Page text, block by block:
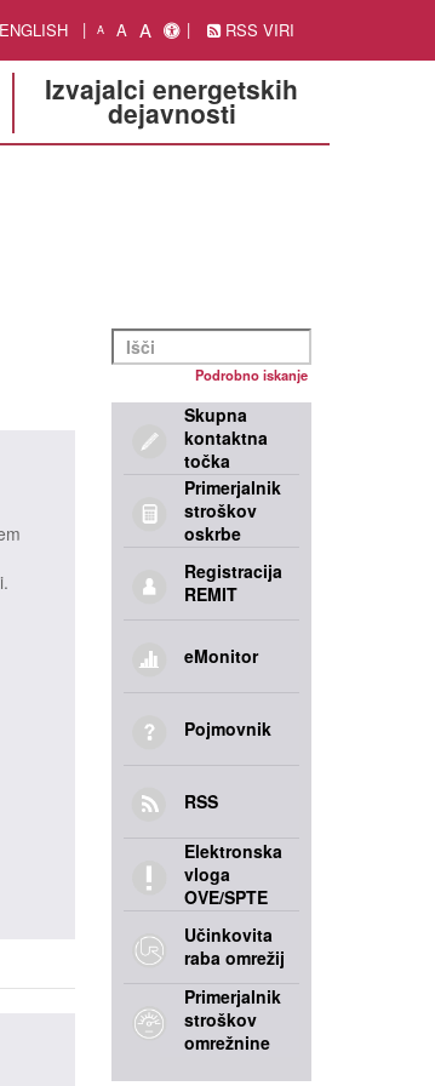
ENGLISH A A A RSS VIRI
Izvajalci energetskih
dejavnosti
Podrobno iskanje
Skupna
kontaktna
točka
Primerjalnik
stroškov
oskrbe
Registracija
REMIT
eMonitor
Pojmovnik
RSS
Elektronska
vloga
OVE/SPTE
Učinkovita
raba omrežij
Primerjalnik
stroškov
omrežnine